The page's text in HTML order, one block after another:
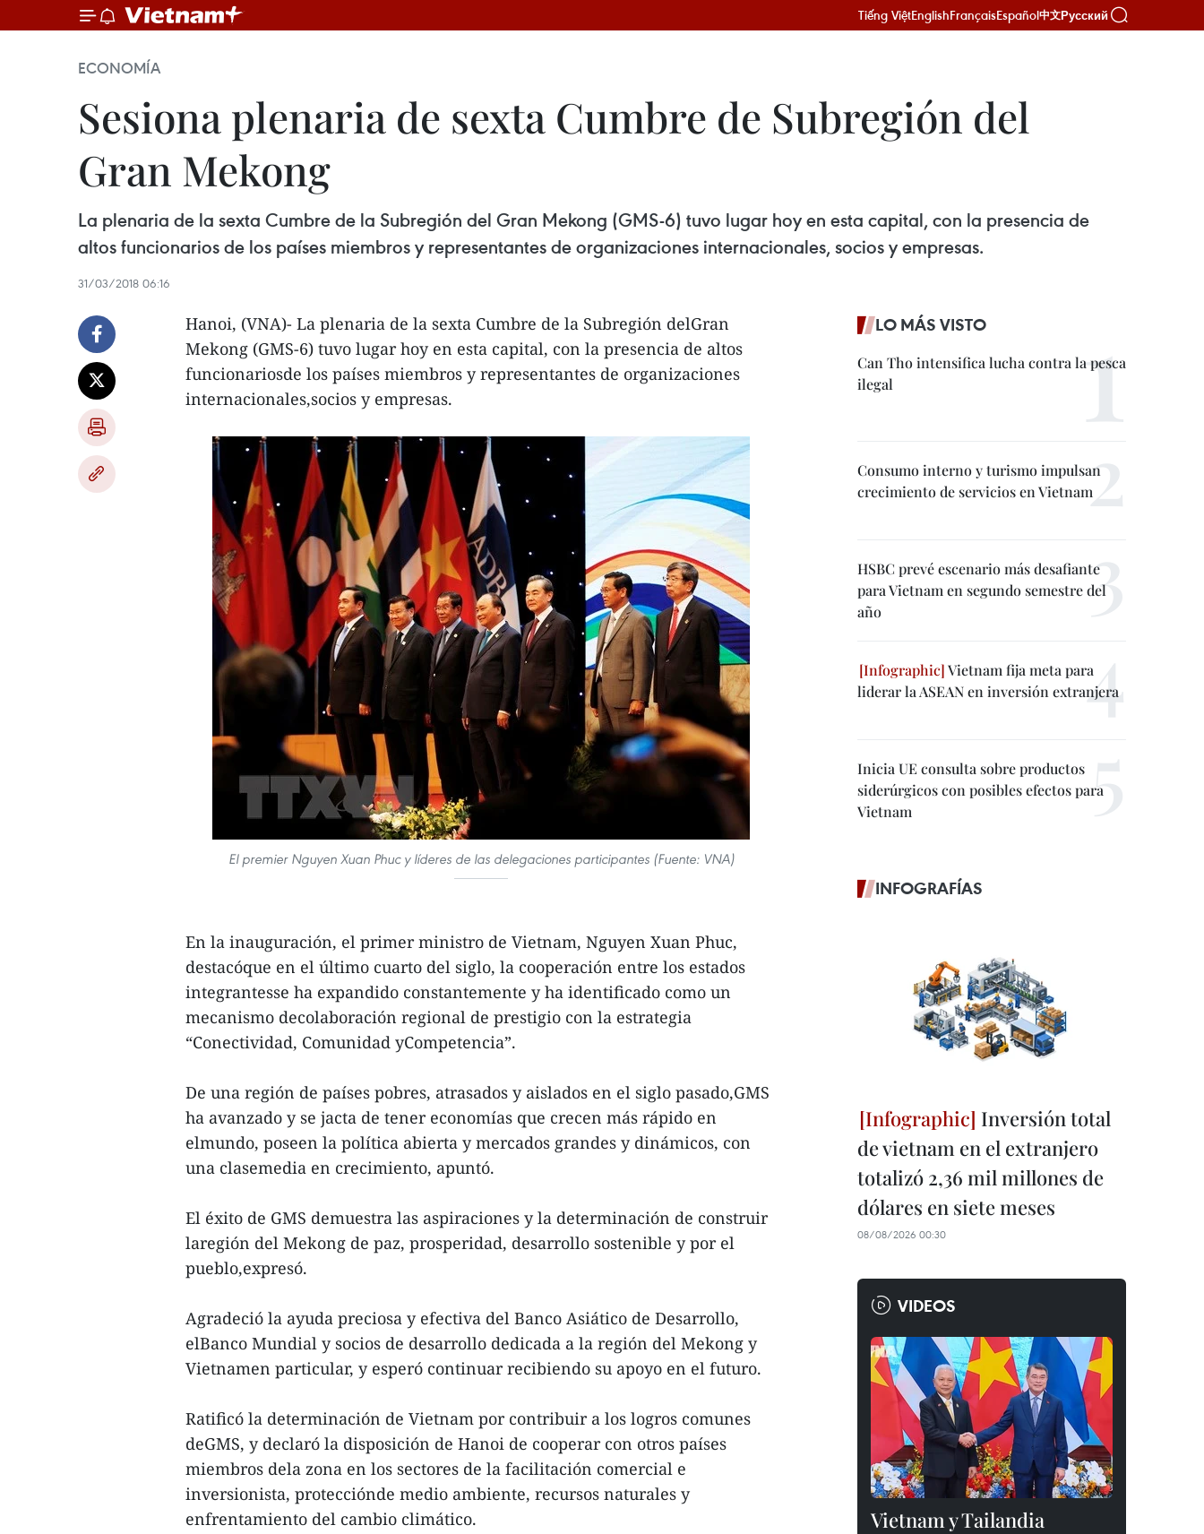
Tiếng ViệtEnglishFrançaisEspañol中文Русский
ECONOMÍA
Sesiona plenaria de sexta Cumbre de Subregión del
Gran Mekong
La plenaria de la sexta Cumbre de la Subregión del Gran Mekong (GMS-6) tuvo lugar hoy en esta capital, con la presencia de
altos funcionarios de los países miembros y representantes de organizaciones internacionales, socios y empresas.
31/03/2018 06:16
Hanoi, (VNA)- La plenaria de la sexta Cumbre de la Subregión delGran
Mekong (GMS-6) tuvo lugar hoy en esta capital, con la presencia de altos
funcionariosde los países miembros y representantes de organizaciones
internacionales,socios y empresas.
El premier Nguyen Xuan Phuc y líderes de las delegaciones participantes (Fuente: VNA)
En la inauguración, el primer ministro de Vietnam, Nguyen Xuan Phuc,
destacóque en el último cuarto del siglo, la cooperación entre los estados
integrantesse ha expandido constantemente y ha identificado como un
mecanismo decolaboración regional de prestigio con la estrategia
“Conectividad, Comunidad yCompetencia”.
De una región de países pobres, atrasados y aislados en el siglo pasado,GMS
ha avanzado y se jacta de tener economías que crecen más rápido en
elmundo, poseen la política abierta y mercados grandes y dinámicos, con
una clasemedia en crecimiento, apuntó.
El éxito de GMS demuestra las aspiraciones y la determinación de construir
laregión del Mekong de paz, prosperidad, desarrollo sostenible y por el
pueblo,expresó.
Agradeció la ayuda preciosa y efectiva del Banco Asiático de Desarrollo,
elBanco Mundial y socios de desarrollo dedicada a la región del Mekong y
Vietnamen particular, y esperó continuar recibiendo su apoyo en el futuro.
Ratificó la determinación de Vietnam por contribuir a los logros comunes
deGMS, y declaró la disposición de Hanoi de cooperar con otros países
miembros dela zona en los sectores de la facilitación comercial e
inversionista, protecciónde medio ambiente, recursos naturales y
enfrentamiento del cambio climático.
LO MÁS VISTO
Can Tho intensifica lucha contra la pesca
ilegal
Consumo interno y turismo impulsan
crecimiento de servicios en Vietnam
HSBC prevé escenario más desafiante
para Vietnam en segundo semestre del
año
Vietnam fija meta para
liderar la ASEAN en inversión extranjera
Inicia UE consulta sobre productos
siderúrgicos con posibles efectos para
Vietnam
INFOGRAFÍAS
Inversión total
de vietnam en el extranjero
totalizó 2,36 mil millones de
dólares en siete meses
08/08/2026 00:30
VIDEOS
Vietnam y Tailandia